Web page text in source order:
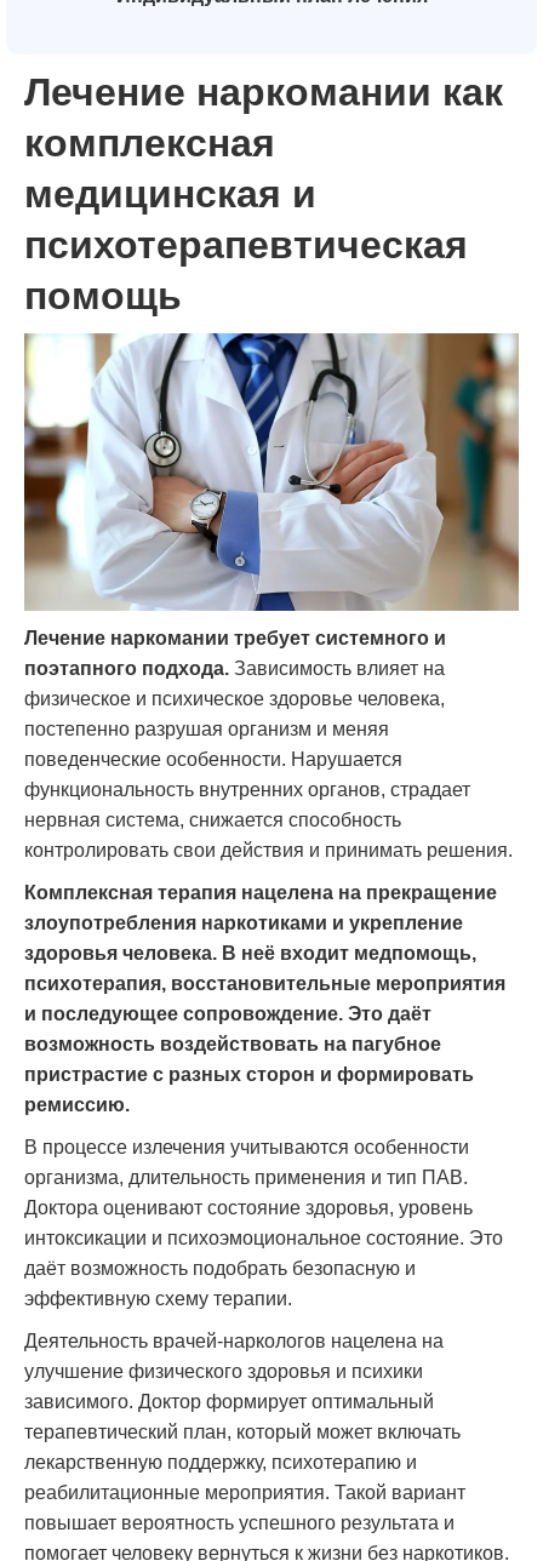
Лечение наркомании как
комплексная
медицинская и
психотерапевтическая
помощь
Лечение наркомании требует системного и
поэтапного подхода. Зависимость влияет на
физическое и психическое здоровье человека,
постепенно разрушая организм и меняя
поведенческие особенности. Нарушается
функциональность внутренних органов, страдает
нервная система, снижается способность
контролировать свои действия и принимать решения.
Комплексная терапия нацелена на прекращение
злоупотребления наркотиками и укрепление
здоровья человека. В неё входит медпомощь,
психотерапия, восстановительные мероприятия
и последующее сопровождение. Это даёт
возможность воздействовать на пагубное
пристрастие с разных сторон и формировать
ремиссию.
В процессе излечения учитываются особенности
организма, длительность применения и тип ПАВ.
Доктора оценивают состояние здоровья, уровень
интоксикации и психоэмоциональное состояние. Это
даёт возможность подобрать безопасную и
эффективную схему терапии.
Деятельность врачей-наркологов нацелена на
улучшение физического здоровья и психики
зависимого. Доктор формирует оптимальный
терапевтический план, который может включать
лекарственную поддержку, психотерапию и
реабилитационные мероприятия. Такой вариант
повышает вероятность успешного результата и
помогает человеку вернуться к жизни без наркотиков.